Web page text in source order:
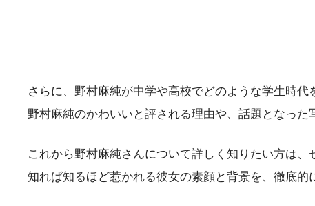
さらに、野村麻純が中学や高校でどのような学生時
野村麻純のかわいいと評される理由や、話題となった
これから野村麻純さんについて詳しく知りたい方は、
知れば知るほど惹かれる彼女の素顔と背景を、徹底的